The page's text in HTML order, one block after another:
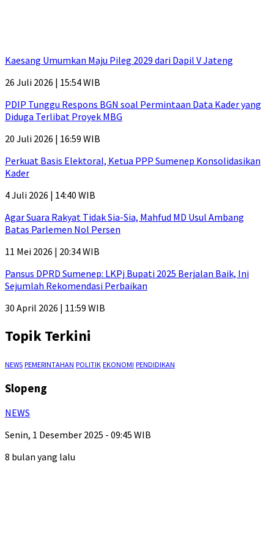
Kaesang Umumkan Maju Pileg 2029 dari Dapil V Jateng
26 Juli 2026 | 15:54 WIB
PDIP Tunggu Respons BGN soal Permintaan Data Kader yang
Diduga Terlibat Proyek MBG
20 Juli 2026 | 16:59 WIB
Perkuat Basis Elektoral, Ketua PPP Sumenep Konsolidasikan
Kader
4 Juli 2026 | 14:40 WIB
Agar Suara Rakyat Tidak Sia-Sia, Mahfud MD Usul Ambang
Batas Parlemen Nol Persen
11 Mei 2026 | 20:34 WIB
Pansus DPRD Sumenep: LKPj Bupati 2025 Berjalan Baik, Ini
Sejumlah Rekomendasi Perbaikan
30 April 2026 | 11:59 WIB
Topik Terkini
NEWS PEMERINTAHAN POLITIK EKONOMI PENDIDIKAN
Slopeng
NEWS
Senin, 1 Desember 2025 - 09:45 WIB
8 bulan yang lalu